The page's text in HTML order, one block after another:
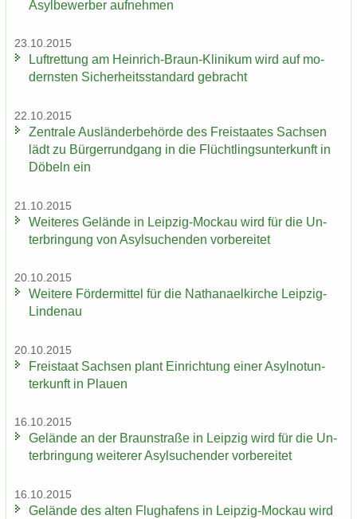
Asyl­be­wer­ber auf­neh­men
23.10.2015
Luft­ret­tung am Heinrich-​Braun-Klinikum wird auf mo­
derns­ten Si­cher­heits­stan­dard ge­bracht
22.10.2015
Zen­tra­le Aus­län­der­be­hör­de des Frei­staa­tes Sach­sen
lädt zu Bür­ger­rund­gang in die Flücht­lings­un­ter­kunft in
Dö­beln ein
21.10.2015
Wei­te­res Ge­län­de in Leipzig-​Mockau wird für die Un­
ter­brin­gung von Asyl­su­chen­den vor­be­rei­tet
20.10.2015
Wei­te­re För­der­mit­tel für die Na­tha­nael­kir­che Leipzig-​
Lindenau
20.10.2015
Frei­staat Sach­sen plant Ein­rich­tung einer Asyl­not­un­
ter­kunft in Plau­en
16.10.2015
Ge­län­de an der Braun­stra­ße in Leip­zig wird für die Un­
ter­brin­gung wei­te­rer Asyl­su­chen­der vor­be­rei­tet
16.10.2015
Ge­län­de des alten Flug­ha­fens in Leipzig-​Mockau wird